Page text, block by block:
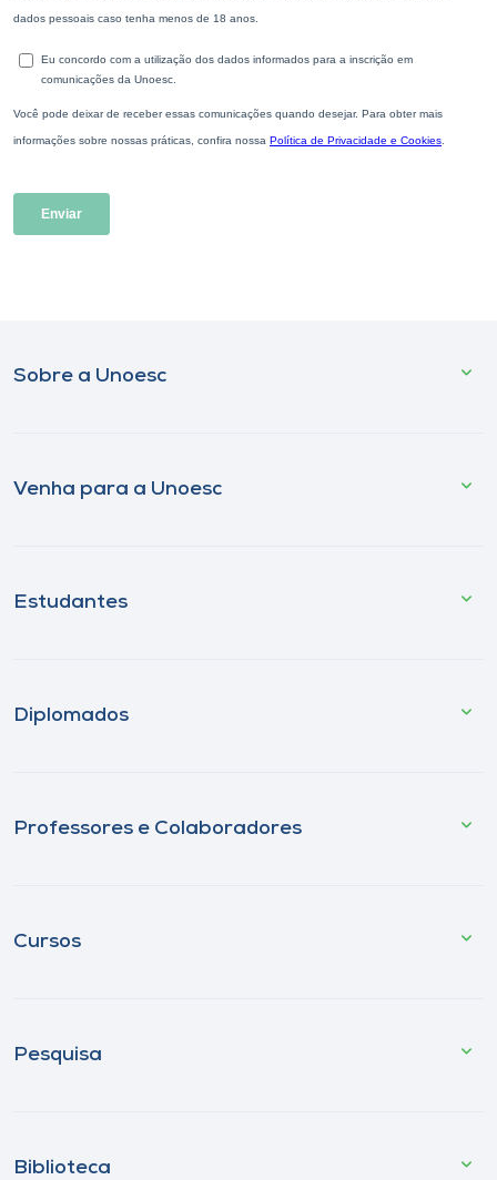
Sobre a Unoesc
Venha para a Unoesc
Estudantes
Diplomados
Professores e Colaboradores
Cursos
Pesquisa
Biblioteca